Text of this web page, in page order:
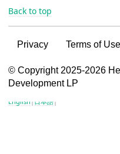
VSG content for HPE Employees
VSG content for HPE Partners
English | 日本語|
Back to top
Privacy Terms of Use
© Copyright 2025-2026
Development LP